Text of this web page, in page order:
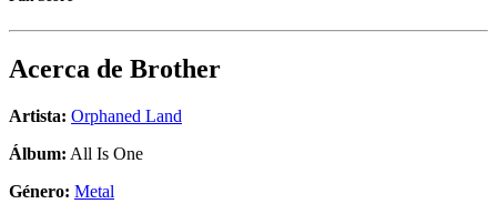
Acerca de Brother
Artista: Orphaned Land
Álbum: All Is One
Género: Metal